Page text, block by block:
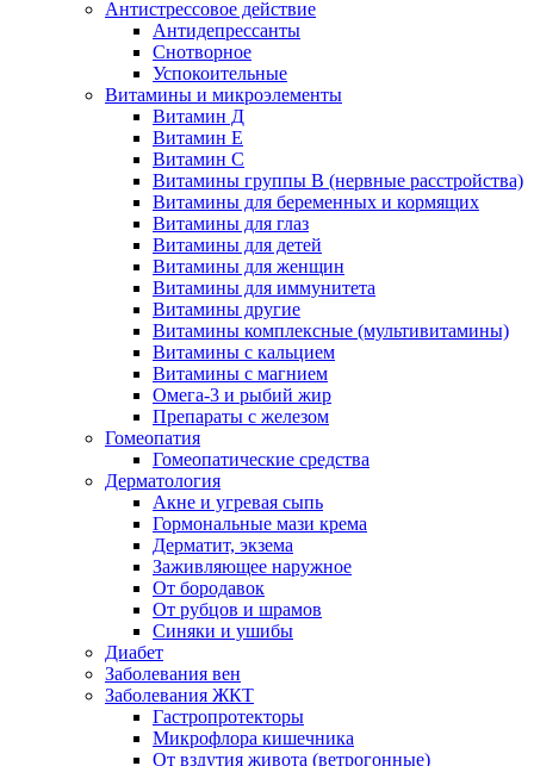
Антистрессовое действие
Антидепрессанты
Снотворное
Успокоительные
Витамины и микроэлементы
Витамин Д
Витамин Е
Витамин С
Витамины группы В (нервные расстройства)
Витамины для беременных и кормящих
Витамины для глаз
Витамины для детей
Витамины для женщин
Витамины для иммунитета
Витамины другие
Витамины комплексные (мультивитамины)
Витамины с кальцием
Витамины с магнием
Омега-3 и рыбий жир
Препараты с железом
Гомеопатия
Гомеопатические средства
Дерматология
Акне и угревая сыпь
Гормональные мази крема
Дерматит, экзема
Заживляющее наружное
От бородавок
От рубцов и шрамов
Синяки и ушибы
Диабет
Заболевания вен
Заболевания ЖКТ
Гастропротекторы
Микрофлора кишечника
От вздутия живота (ветрогонные)